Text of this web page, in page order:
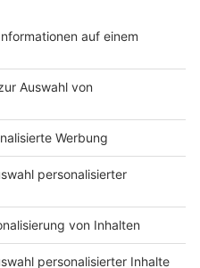
haben. Sie verrät
attraktiv findet,
der Queeren Bubble ist
was es mit
Sperma auf
Podcast
sales@julep.de Wir
im
mit dem
shows/lets-dance-
Unsere
Tanzpartnerin
Material haben. Sie
Cast ganz attraktiv
gern Teil der Queeren
Sperma
im
unserer
der automatischen
wollen,
00:00 / 20min